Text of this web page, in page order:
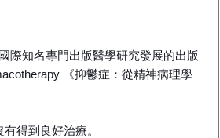
際知名專門出版醫學研究發展的出版
《抑鬱症：從精神病理學
得到良好治療。